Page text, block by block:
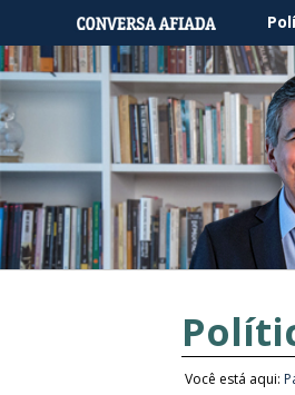
Você está aqui: